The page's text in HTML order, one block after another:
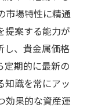
市場特性に精通
提案する能力が
し、貴金属価格
定期的に最新の
知識を常にアッ
効果的な資産運